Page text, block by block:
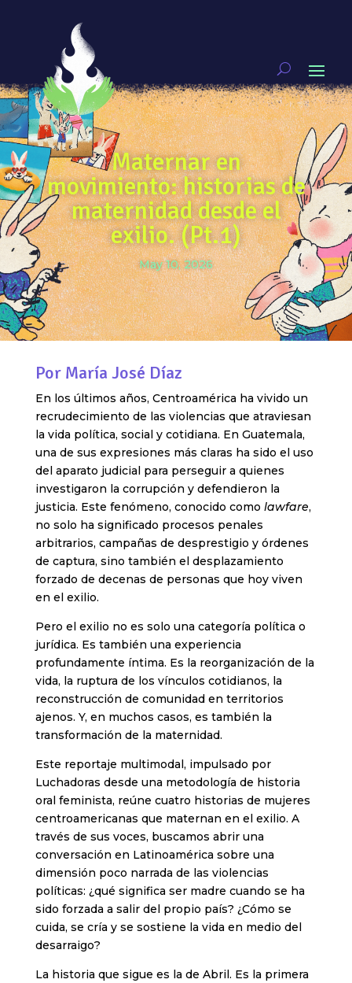
Maternar en
movimiento: historias de
maternidad desde el
exilio. (Pt.1)
May 10, 2026
Por María José Díaz
En los últimos años, Centroamérica ha vivido un
recrudecimiento de las violencias que atraviesan
la vida política, social y cotidiana. En Guatemala,
una de sus expresiones más claras ha sido el uso
del aparato judicial para perseguir a quienes
investigaron la corrupción y defendieron la
justicia. Este fenómeno, conocido como lawfare,
no solo ha significado procesos penales
arbitrarios, campañas de desprestigio y órdenes
de captura, sino también el desplazamiento
forzado de decenas de personas que hoy viven
en el exilio.
Pero el exilio no es solo una categoría política o
jurídica. Es también una experiencia
profundamente íntima. Es la reorganización de la
vida, la ruptura de los vínculos cotidianos, la
reconstrucción de comunidad en territorios
ajenos. Y, en muchos casos, es también la
transformación de la maternidad.
Este reportaje multimodal, impulsado por
Luchadoras desde una metodología de historia
oral feminista, reúne cuatro historias de mujeres
centroamericanas que maternan en el exilio. A
través de sus voces, buscamos abrir una
conversación en Latinoamérica sobre una
dimensión poco narrada de las violencias
políticas: ¿qué significa ser madre cuando se ha
sido forzada a salir del propio país? ¿Cómo se
cuida, se cría y se sostiene la vida en medio del
desarraigo?
La historia que sigue es la de Abril. Es la primera